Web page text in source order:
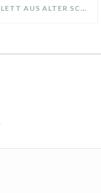
DIY-DEKO-TABLETT AUS ALTER SCHUBLADE – NACHHALTIGE HERBSTDEKO SELBER MACHEN!